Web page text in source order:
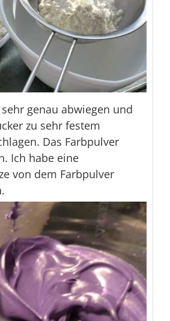
genau abwiegen und
zu sehr festem
Das Farbpulver
Ich habe eine
von dem Farbpulver